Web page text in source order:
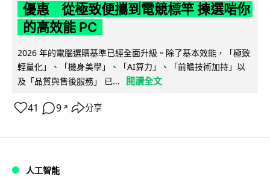
優惠 從極致便攜到電競標竿 揀選啱你
的高效能 PC
2026 年的電腦選購基準已經全面升級。除了基本效能，「極致
輕量化」、「機身美學」、「AI算力」、「前瞻技術加持」以
及「品質與售後服務」 已...
閱讀全文
41 9 ↗ 分享
人工智能